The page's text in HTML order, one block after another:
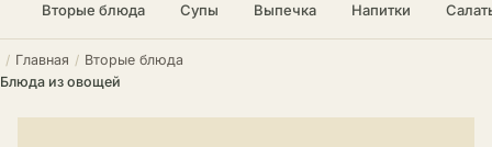
Вторые блюда Супы Выпечка Напитки
Главная
Вторые блюда
Блюда из овощей